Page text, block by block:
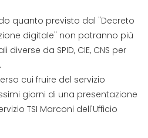
quanto previsto dal "Decreto
digitale" non potranno più
da SPID, CIE, CNS per
cui fruire del servizio
giorni di una presentazione
TSI Marconi dell'Ufficio